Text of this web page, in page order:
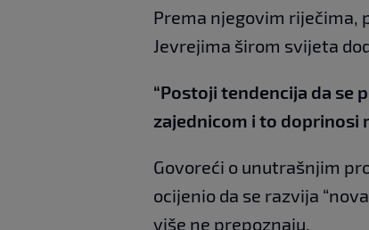
Prema njegovim riječima,
Jevrejima širom svijeta
“Postoji tendencija da se
zajednicom i to doprinosi
Govoreći o unutrašnjim
ocijenio da se razvija
više ne prepoznaju.